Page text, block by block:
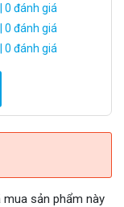
| 0 đánh giá
| 0 đánh giá
| 0 đánh giá
sản phẩm này